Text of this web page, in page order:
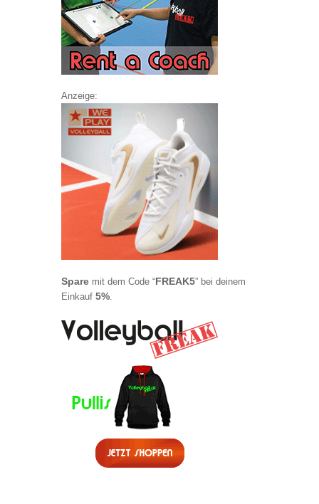
Anzeige:
Spare mit dem Code “FREAK5” bei deinem
Einkauf 5%.